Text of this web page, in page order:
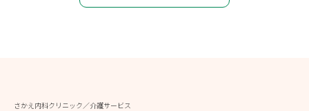
さかえ内科クリニック／介護サービス